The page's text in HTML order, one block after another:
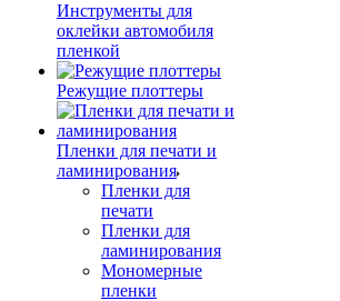
Инструменты для
оклейки автомобиля
пленкой
Режущие плоттеры
Пленки для печати и
ламинирования
Пленки для
печати
Пленки для
ламинирования
Мономерные
пленки